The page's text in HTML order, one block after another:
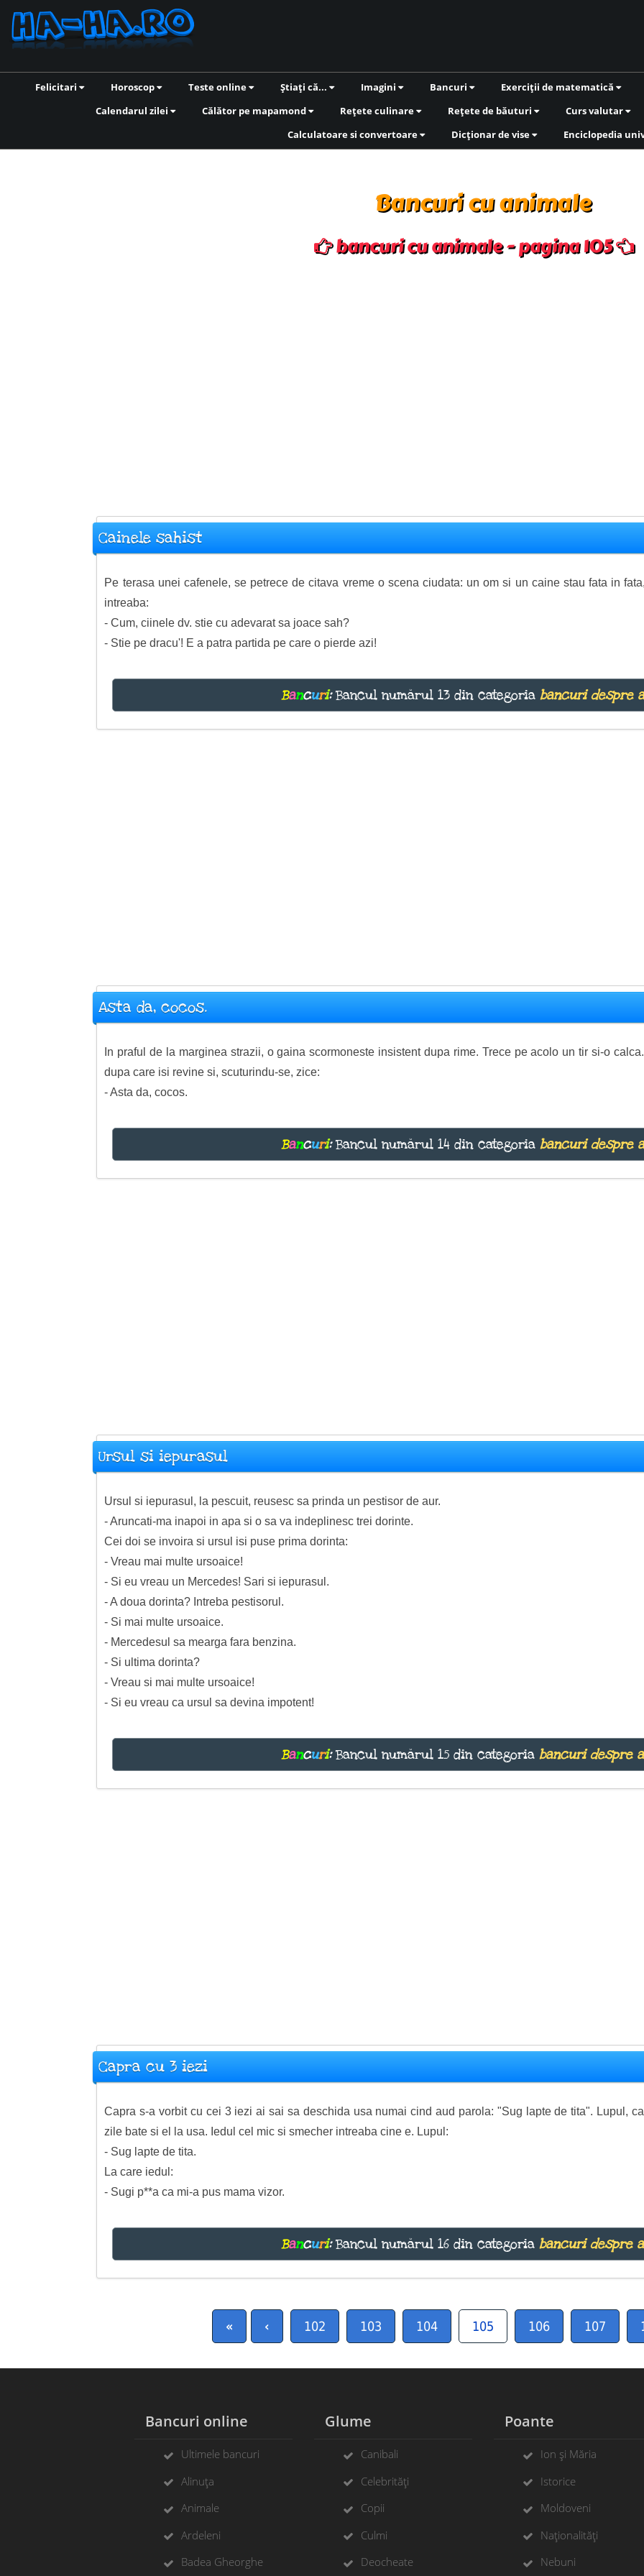
Felicitari Horoscop Teste online Știați că... Imagini Bancuri Exerciții de matematică
Calendarul zilei
Călător pe mapamond Rețete culinare Rețete de băuturi Curs valutar
Calculatoare si convertoare
Dicționar de vise Enciclopedia
Bancuri cu animale
bancuri cu animale - pagina 105
Cainele sahist
Pe terasa unei cafenele, se petrece de citava vreme o scena ciudata: un om si un caine stau fata in
intreaba:
- Cum, ciinele dv. stie cu adevarat sa joace sah?
- Stie pe dracu'! E a patra partida pe care o pierde azi!
Bancuri:Bancul numărul 13 din categoria bancuri despre
Asta da, cocos.
In praful de la marginea strazii, o gaina scormoneste insistent dupa rime. Trece pe acolo un tir si-o
dupa care isi revine si, scuturindu-se, zice:
- Asta da, cocos.
Bancuri:Bancul numărul 14 din categoria bancuri despre
Ursul si iepurasul
Ursul si iepurasul, la pescuit, reusesc sa prinda un pestisor de aur.
- Aruncati-ma inapoi in apa si o sa va indeplinesc trei dorinte.
Cei doi se invoira si ursul isi puse prima dorinta:
- Vreau mai multe ursoaice!
- Si eu vreau un Mercedes! Sari si iepurasul.
- A doua dorinta? Intreba pestisorul.
- Si mai multe ursoaice.
- Mercedesul sa mearga fara benzina.
- Si ultima dorinta?
- Vreau si mai multe ursoaice!
- Si eu vreau ca ursul sa devina impotent!
Bancuri:Bancul numărul 15 din categoriabancuri despre
Capra cu 3 iezi
Capra s-a vorbit cu cei 3 iezi ai sai sa deschida usa numai cind aud parola: "Sug lapte de tita". Lupul,
zile bate si el la usa. Iedul cel mic si smecher intreaba cine e. Lupul:
- Sug lapte de tita.
La care iedul:
- Sugi p**a ca mi-a pus mama vizor.
Bancuri:Bancul numărul 16 din categoriabancuri despre
« ‹ 102 103 104 105 106 107
Bancuri online
Ultimele bancuri
Alinuța
Animale
Ardeleni
Badea Gheorghe
Glume
Canibali
Celebrități
Copii
Culmi
Deocheate
Poante
Ion și Măria
Istorice
Moldoveni
Naționalități
Nebuni